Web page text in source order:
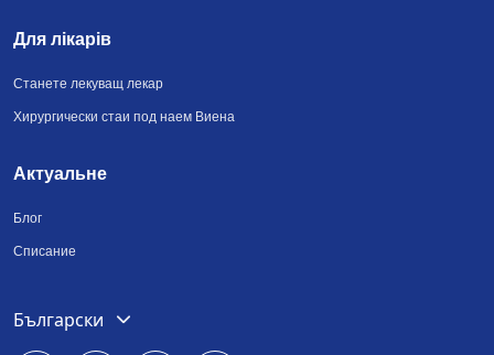
Для лікарів
Станете лекуващ лекар
Хирургически стаи под наем Виена
Актуальне
Блог
Списание
Български
Deutsch